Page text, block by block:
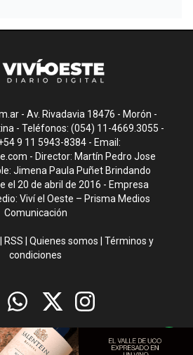
- Av. Rivadavia 18476 - Morón -
- Teléfonos: (054) 11-4669.3055 -
9 11 5943-8384 - Email:
- Director: Martín Pedro Jose
Jimena Paula Puñet Brindando
el 20 de abril de 2016 - Empresa
Viví el Oeste – Prisma Medios
Comunicación
RSS |Quienes somos |Términos y
condiciones